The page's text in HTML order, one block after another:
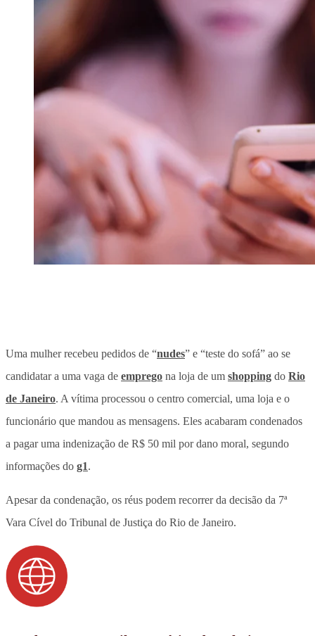
Uma mulher recebeu pedidos de “nudes” e “teste do sofá” ao se
candidatar a uma vaga de emprego na loja de um shopping do Rio
de Janeiro. A vítima processou o centro comercial, uma loja e o
funcionário que mandou as mensagens. Eles acabaram condenados
a pagar uma indenização de R$ 50 mil por dano moral, segundo
informações do g1.
Apesar da condenação, os réus podem recorrer da decisão da 7ª
Vara Cível do Tribunal de Justiça do Rio de Janeiro.